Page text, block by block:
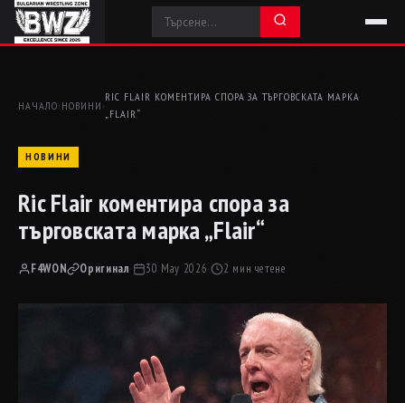
НАЧАЛО› НОВИНИ ›
RIC FLAIR КОМЕНТИРА СПОРА ЗА ТЪРГОВСКАТА МАРКА
„FLAIR“
НОВИНИ
Ric Flair коментира спора за
търговската марка „Flair“
F4WON Оригинал· 30 May 2026· 2 мин четене